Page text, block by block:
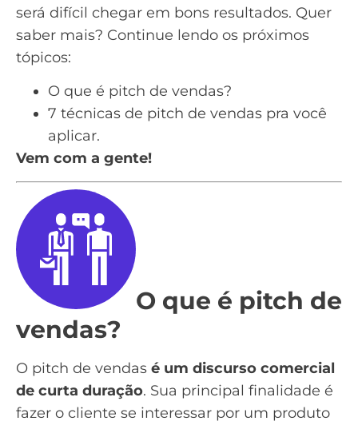
será difícil chegar em bons resultados. Quer
saber mais? Continue lendo os próximos
tópicos:
O que é pitch de vendas?
7 técnicas de pitch de vendas pra você
aplicar.
Vem com a gente!
O que é pitch de
vendas?
O pitch de vendas é um discurso comercial
de curta duração. Sua principal finalidade é
fazer o cliente se interessar por um produto